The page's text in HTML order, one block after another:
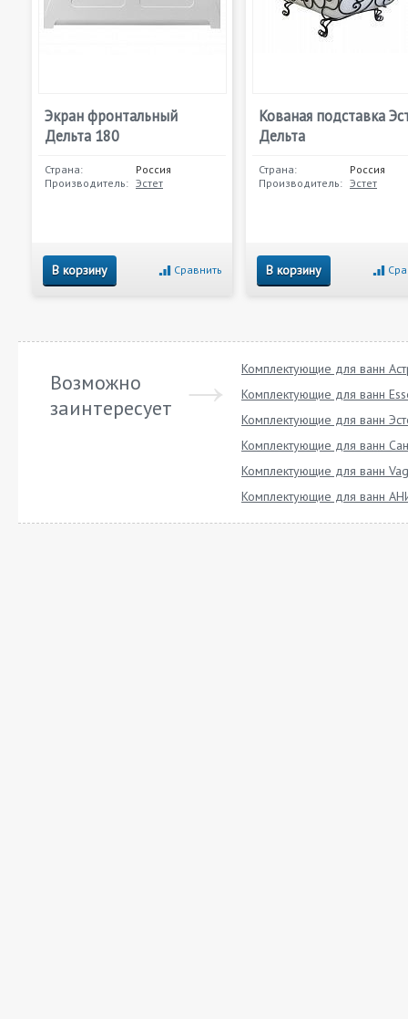
Экран фронтальный
Дельта 180
Страна:
Россия
Производитель: Эстет
В корзину Сравнить
Кованая подставка
Дельта
Страна:
Россия
Производитель: Эстет
В корзину
Возможно
заинтересует
Комплектующие для ванн
Комплектующие для ванн
Комплектующие для ванн
Комплектующие для ванн
Комплектующие для ванн
Комплектующие для ванн